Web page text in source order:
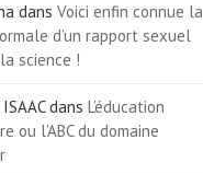
dans Voici enfin connue la
d’un rapport sexuel
science !
dans L’éducation
ou l’ABC du domaine